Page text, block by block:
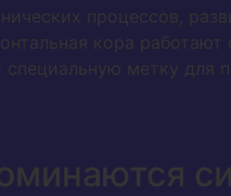
процессов,
кора работают
специальную метку для